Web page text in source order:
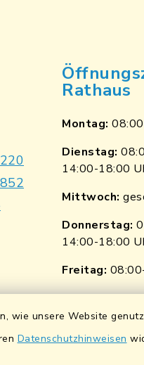
wie unsere Website
Datenschutzhinweisen
Rathaus
Montag:
Dienstag:
14:00-18:00
Mittwoch:
Donnerstag:
14:00-18:00
Freitag: